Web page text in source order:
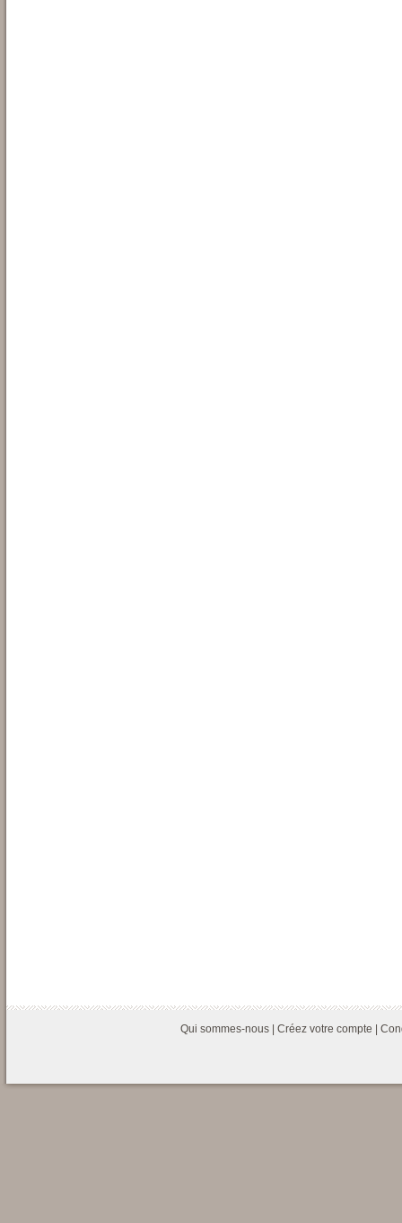
Qui sommes-nous Créez votre compte